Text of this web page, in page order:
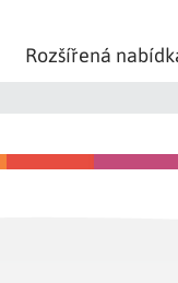
Rozšířená